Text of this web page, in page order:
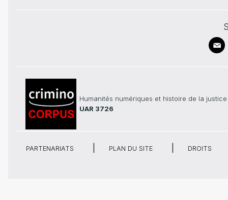
Humanités numériques et histoire de la justice
UAR 3726
PARTENARIATS PLAN DU SITE DROITS